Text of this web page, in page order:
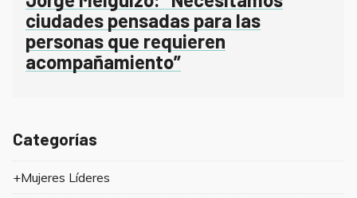
ciudades pensadas para las
personas que requieren
acompañamiento”
Categorías
+Mujeres Líderes